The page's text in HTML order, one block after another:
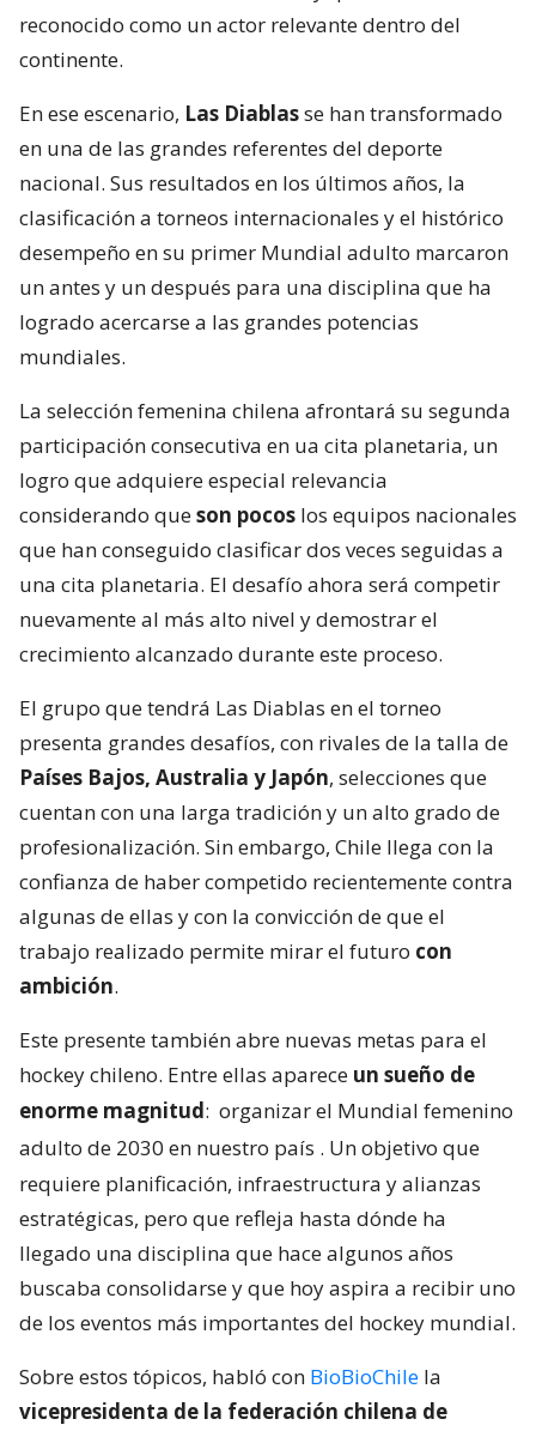
reconocido como un actor relevante dentro del
continente.
En ese escenario, Las Diablasse han transformado
en una de las grandes referentes del deporte
nacional. Sus resultados en los últimos años, la
clasificación a torneos internacionales y el histórico
desempeño en su primer Mundial adulto marcaron
un antes y un después para una disciplina que ha
logrado acercarse a las grandes potencias
mundiales.
La selección femenina chilena afrontará su segunda
participación consecutiva en ua cita planetaria, un
logro que adquiere especial relevancia
considerando queson pocos los equipos nacionales
que han conseguido clasificar dos veces seguidas a
una cita planetaria. El desafío ahora será competir
nuevamente al más alto nivel y demostrar el
crecimiento alcanzado durante este proceso.
El grupo que tendrá Las Diablas en el torneo
presenta grandes desafíos, con rivales de la talla de
Países Bajos, Australia y Japón, selecciones que
cuentan con una larga tradición y un alto grado de
profesionalización. Sin embargo, Chile llega con la
confianza de haber competido recientemente contra
algunas de ellas y con la convicción de que el
trabajo realizado permite mirar el futuro con
ambición.
Este presente también abre nuevas metas para el
hockey chileno. Entre ellas aparece un sueño de
enorme magnitud: organizar el Mundial femenino
adulto de 2030 en nuestro país . Un objetivo que
requiere planificación, infraestructura y alianzas
estratégicas, pero que refleja hasta dónde ha
llegado una disciplina que hace algunos años
buscaba consolidarse y que hoy aspira a recibir uno
de los eventos más importantes del hockey mundial.
Sobre estos tópicos, habló con BioBioChile la
vicepresidenta de la federación chilena de